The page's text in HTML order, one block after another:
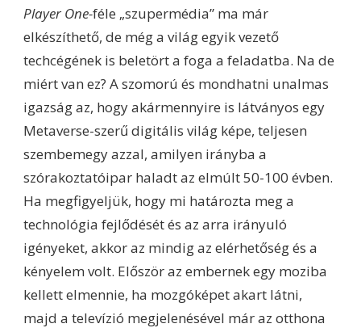
Player One-féle „szupermédia” ma már
elkészíthető, de még a világ egyik vezető
techcégének is beletört a foga a feladatba. Na de
miért van ez? A szomorú és mondhatni unalmas
igazság az, hogy akármennyire is látványos egy
Metaverse-szerű digitális világ képe, teljesen
szembemegy azzal, amilyen irányba a
szórakoztatóipar haladt az elmúlt 50-100 évben.
Ha megfigyeljük, hogy mi határozta meg a
technológia fejlődését és az arra irányuló
igényeket, akkor az mindig az elérhetőség és a
kényelem volt. Először az embernek egy moziba
kellett elmennie, ha mozgóképet akart látni,
majd a televízió megjelenésével már az otthona